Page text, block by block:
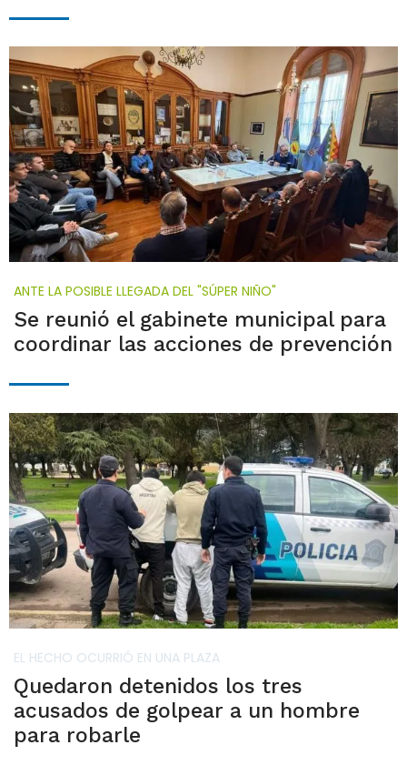
ANTE LA POSIBLE LLEGADA DEL "SÚPER NIÑO"
Se reunió el gabinete municipal para
coordinar las acciones de prevención
EL HECHO OCURRIÓ EN UNA PLAZA
Quedaron detenidos los tres
acusados de golpear a un hombre
para robarle